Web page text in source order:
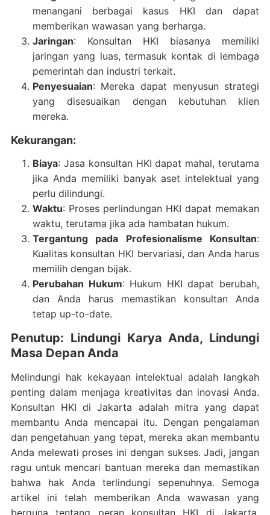
menangani berbagai kasus HKI dan dapat
memberikan wawasan yang berharga.
Jaringan: Konsultan HKI biasanya memiliki
jaringan yang luas, termasuk kontak di lembaga
pemerintah dan industri terkait.
Penyesuaian: Mereka dapat menyusun strategi
yang disesuaikan dengan kebutuhan klien
mereka.
Kekurangan:
Biaya: Jasa konsultan HKI dapat mahal, terutama
jika Anda memiliki banyak aset intelektual yang
perlu dilindungi.
Waktu: Proses perlindungan HKI dapat memakan
waktu, terutama jika ada hambatan hukum.
Tergantung pada Profesionalisme Konsultan:
Kualitas konsultan HKI bervariasi, dan Anda harus
memilih dengan bijak.
Perubahan Hukum: Hukum HKI dapat berubah,
dan Anda harus memastikan konsultan Anda
tetap up-to-date.
Penutup: Lindungi Karya Anda, Lindungi
Masa Depan Anda
Melindungi hak kekayaan intelektual adalah langkah
penting dalam menjaga kreativitas dan inovasi Anda.
Konsultan HKI di Jakarta adalah mitra yang dapat
membantu Anda mencapai itu. Dengan pengalaman
dan pengetahuan yang tepat, mereka akan membantu
Anda melewati proses ini dengan sukses. Jadi, jangan
ragu untuk mencari bantuan mereka dan memastikan
bahwa hak Anda terlindungi sepenuhnya. Semoga
artikel ini telah memberikan Anda wawasan yang
berguna tentang peran konsultan HKI di Jakarta.